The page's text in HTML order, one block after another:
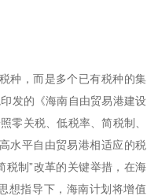
种，而是多个已有税种的集
发的《海南自由贸易港建设
零关税、低税率、简税制、
水平自由贸易港相适应的税
税制”改革的关键举措，在海
想指导下，海南计划将增值